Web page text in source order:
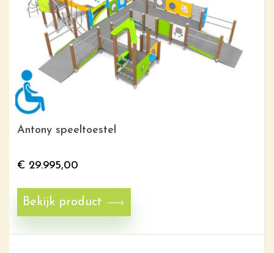
Antony speeltoestel
€ 29.995,00
Bekijk product